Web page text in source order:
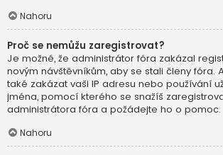
Nahoru
Proč se nemůžu zaregistrovat?
Je možné, že administrátor fóra zakázal
novým návštěvníkům, aby se stali členy fóra.
také zakázat vaši IP adresu nebo používání
jména, pomocí kterého se snažíš
administrátora fóra a požádejte ho o pomoc.
Nahoru